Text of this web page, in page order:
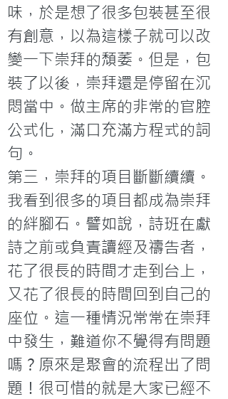
味，於是想了很多包裝甚至很
有創意，以為這樣子就可以改
變一下崇拜的頹萎。但是，包
裝了以後，崇拜還是停留在沉
悶當中。做主席的非常的官腔
公式化，滿口充滿方程式的詞
句。
第三，崇拜的項目斷斷續續。
我看到很多的項目都成為崇拜
的絆腳石。譬如說，詩班在獻
詩之前或負責讀經及禱告者，
花了很長的時間才走到台上，
又花了很長的時間回到自己的
座位。這一種情況常常在崇拜
中發生，難道你不覺得有問題
嗎？原來是聚會的流程出了問
題！很可惜的就是大家已經不